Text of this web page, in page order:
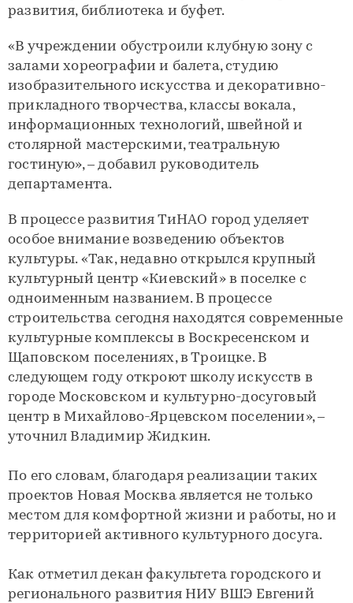
развития, библиотека и буфет.
«В учреждении обустроили клубную зону с
залами хореографии и балета, студию
изобразительного искусства и декоративно-
прикладного творчества, классы вокала,
информационных технологий, швейной и
столярной мастерскими, театральную
гостиную», – добавил руководитель
департамента.
В процессе развития ТиНАО город уделяет
особое внимание возведению объектов
культуры. «Так, недавно открылся крупный
культурный центр «Киевский» в поселке с
одноименным названием. В процессе
строительства сегодня находятся современные
культурные комплексы в Воскресенском и
Щаповском поселениях, в Троицке. В
следующем году откроют школу искусств в
городе Московском и культурно-досуговый
центр в Михайлово-Ярцевском поселении», –
уточнил Владимир Жидкин.
По его словам, благодаря реализации таких
проектов Новая Москва является не только
местом для комфортной жизни и работы, но и
территорией активного культурного досуга.
Как отметил декан факультета городского и
регионального развития НИУ ВШЭ Евгений